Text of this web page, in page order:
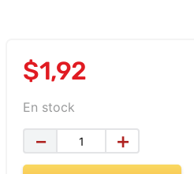
$1,92
En stock
＋
－